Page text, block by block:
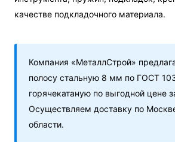
качестве подкладочного материала.
Компания «МеталлСтрой»
полосу стальную 8 мм по ГОСТ
горячекатаную по выгодной цене
Осуществляем доставку по
области.